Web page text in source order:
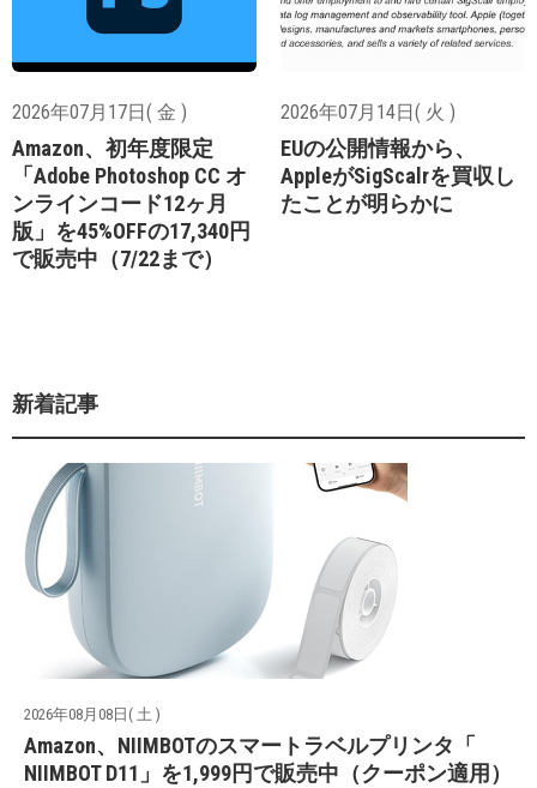
2026年07月17日( 金 )
Amazon、初年度限定
「Adobe Photoshop CC オ
ンラインコード12ヶ月
版」を45%OFFの17,340円
で販売中（7/22まで）
2026年07月14日( 火 )
EUの公開情報から、
AppleがSigScalrを買収し
たことが明らかに
新着記事
2026年08月08日( 土 )
Amazon、NIIMBOTのスマートラベルプリンタ「
NIIMBOT D11」を1,999円で販売中（クーポン適用）